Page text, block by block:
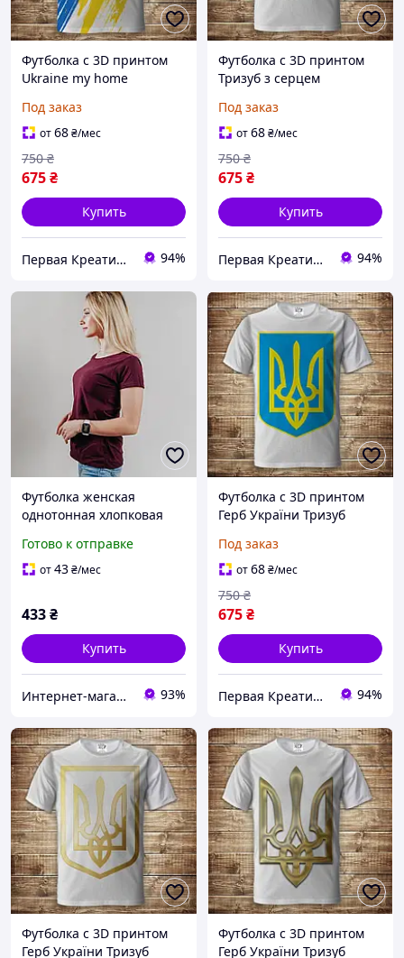
Футболка с 3D принтом
Ukraine my home
размеры Все размеры
Премиум ткань
Под заказ
от68₴/мес
675₴
750 ₴
Купить
Первая Креативная Мануфактура PERFECTUS - Производство одежды и декора с 3D принтами на заказ 94%
Футболка с 3D принтом
Тризуб з серцем
размеры Все размеры
Премиум ткань
Под заказ
от68₴/мес
675₴
750 ₴
Купить
Первая Креативная Мануфактура PERFECTUS - Производство одежды и декора с 3D принтами на заказ 94%
Футболка женская
однотонная хлопковая
Готово к отправке
от43₴/мес
433₴
Купить
Интернет-магазин Westyle 93%
Футболка с 3D принтом
Герб України Тризуб
Взрослые и детские
размеры Все размеры
Премиум ткань
Под заказ
от68₴/мес
675₴
750 ₴
Купить
Первая Креативная Мануфактура PERFECTUS - Производство одежды и декора с 3D принтами на заказ 94%
Футболка с 3D принтом
Герб України Тризуб
Футболка с 3D принтом
Герб України Тризуб